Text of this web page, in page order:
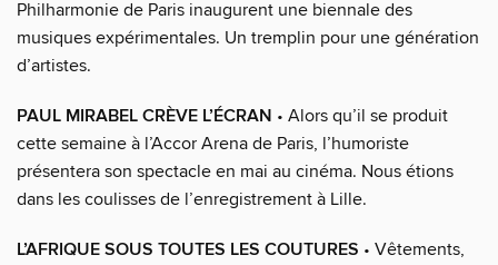
Philharmonie de Paris inaugurent une biennale des
musiques expérimentales. Un tremplin pour une génération
d’artistes.
PAUL MIRABEL CRÈVE L’ÉCRAN • Alors qu’il se produit
cette semaine à l’Accor Arena de Paris, l’humoriste
présentera son spectacle en mai au cinéma. Nous étions
dans les coulisses de l’enregistrement à Lille.
L’AFRIQUE SOUS TOUTES LES COUTURES • Vêtements,